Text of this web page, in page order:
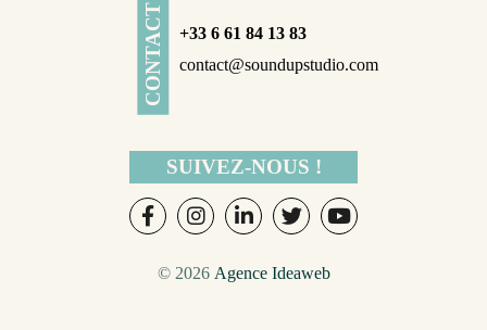
CONTACT
+33 6 61 84 13 83
contact@soundupstudio.com
SUIVEZ-NOUS !
© 2026 Agence Ideaweb